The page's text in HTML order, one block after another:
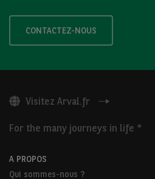
CONTACTEZ-NOUS
Visitez Arval.fr
For the many journeys in life *
A PROPOS
Qui sommes-nous ?